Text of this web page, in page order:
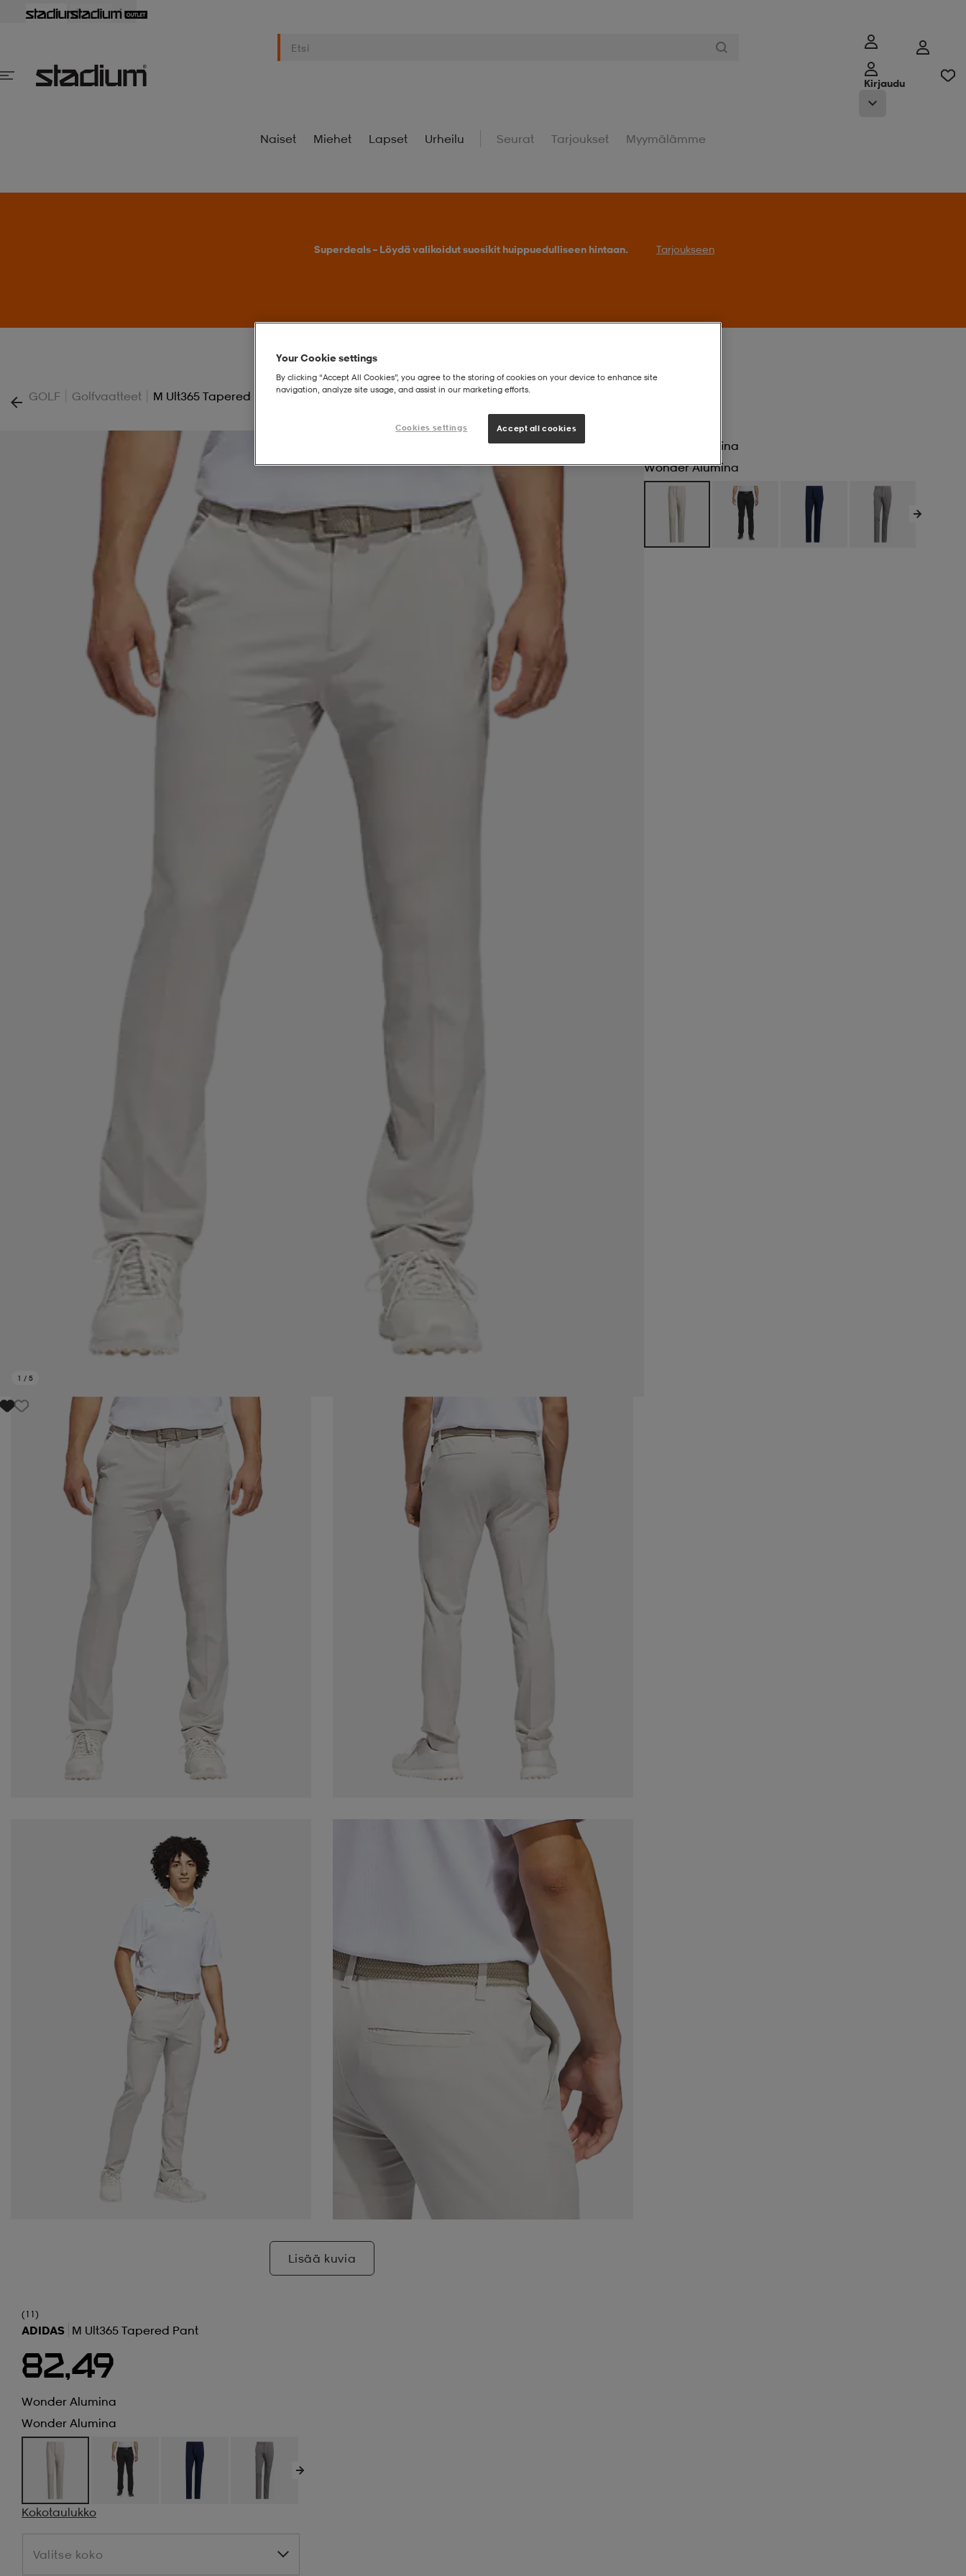
Kirjaudu
Naiset Miehet Lapset Urheilu Seurat Tarjoukset Myymälämme
Superdeals – Löydä valikoidut suosikit huippuedulliseen hintaan. Tarjoukseen
GOLF | Golfvaatteet | M Ult365 Tapered Pant
1 / 5
Lisää kuvia
Wonder Alumina
Wonder Alumina
(11)
ADIDAS M Ult365 Tapered Pant
82,49
Wonder Alumina
Wonder Alumina
Kokotaulukko
Valitse koko
Valitse koko
Your Cookie settings
By clicking “Accept All Cookies”, you agree to the storing of cookies on your device to enhance site
navigation, analyze site usage, and assist in our marketing efforts.
Cookies settings Accept all cookies